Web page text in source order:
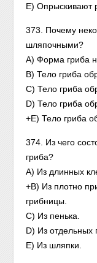
Е) Опрыскивают
373. Почему
шляпочными?
А) Форма гриба
В) Тело гриба
С) Тело гриба
D) Тело гриба
+Е) Тело гриба
374. Из чего
гриба?
А) Из длинных
+В) Из плотно
грибницы.
С) Из пенька.
D) Из отдельных
Е) Из шляпки.